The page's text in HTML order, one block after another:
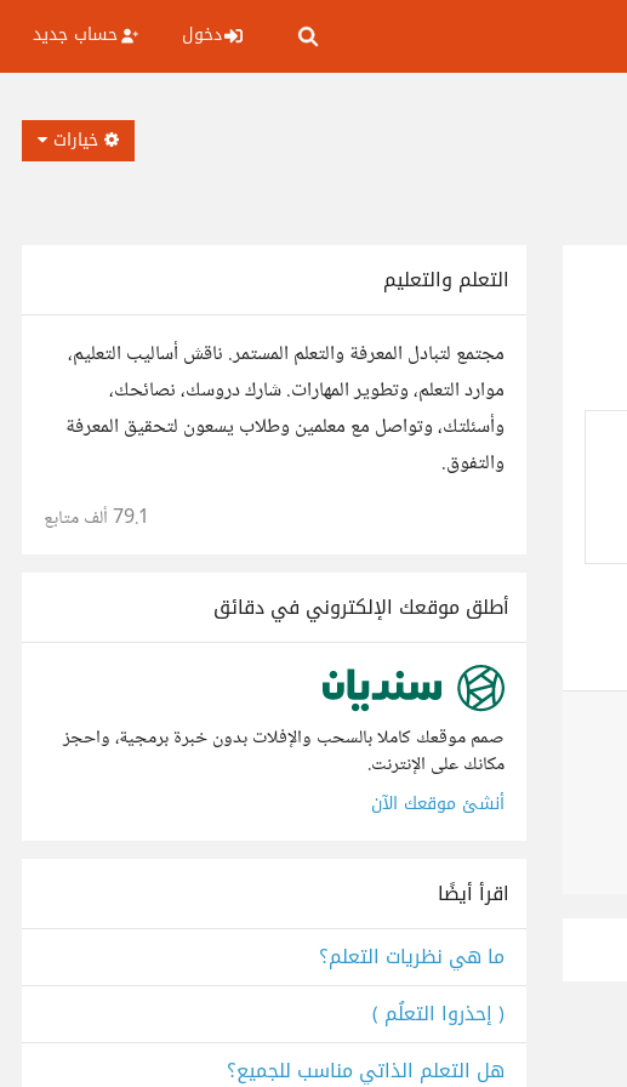
دخول حساب جديد
خيارات
التعلم والتعليم
مجتمع لتبادل المعرفة والتعلم المستمر. ناقش أساليب التعليم،
موارد التعلم، وتطوير المهارات. شارك دروسك، نصائحك،
وأسئلتك، وتواصل مع معلمين وطلاب يسعون لتحقيق المعرفة
والتفوق.
79.1 ألف متابع
أطلق موقعك الإلكتروني في دقائق
صمم موقعك كاملا بالسحب والإفلات بدون خبرة برمجية، واحجز
مكانك على الإنترنت.
أنشئ موقعك الآن
اقرأ أيضًا
ما هي نظريات التعلم؟
( إحذروا التعلُم )
هل التعلم الذاتي مناسب للجميع؟